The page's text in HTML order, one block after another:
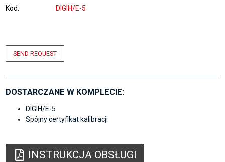
Kod DIGIH/E-5
SEND REQUEST
DOSTARCZANE W KOMPLECIE:
DIGIH/E-5
Spójny certyfikat kalibracji
INSTRUKCJA OBSŁUGI